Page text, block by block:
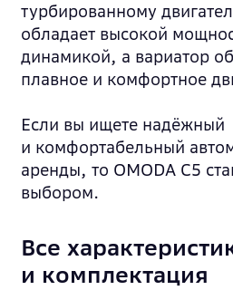
турбированному
обладает высокой
динамикой, а вариатор
плавное и комфортное
Если вы ищете надёжный
и комфортабельный
аренды, то OMODA C5
выбором.
Все
и комплектация